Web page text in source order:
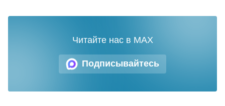
Подписывайтесь
Читайте нас в MAX